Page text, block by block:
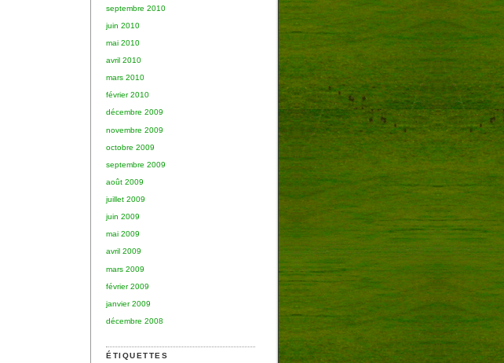
septembre 2010
juin 2010
mai 2010
avril 2010
mars 2010
février 2010
décembre 2009
novembre 2009
octobre 2009
septembre 2009
août 2009
juillet 2009
juin 2009
mai 2009
avril 2009
mars 2009
février 2009
janvier 2009
décembre 2008
ÉTIQUETTES